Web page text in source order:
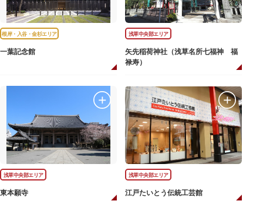
根岸・入谷・金杉エリア
一葉記念館
浅草中央部エリア
矢先稲荷神社（浅草名所七福神 福
禄寿）
浅草中央部エリア
東本願寺
浅草中央部エリア
江戸たいとう伝統工芸館